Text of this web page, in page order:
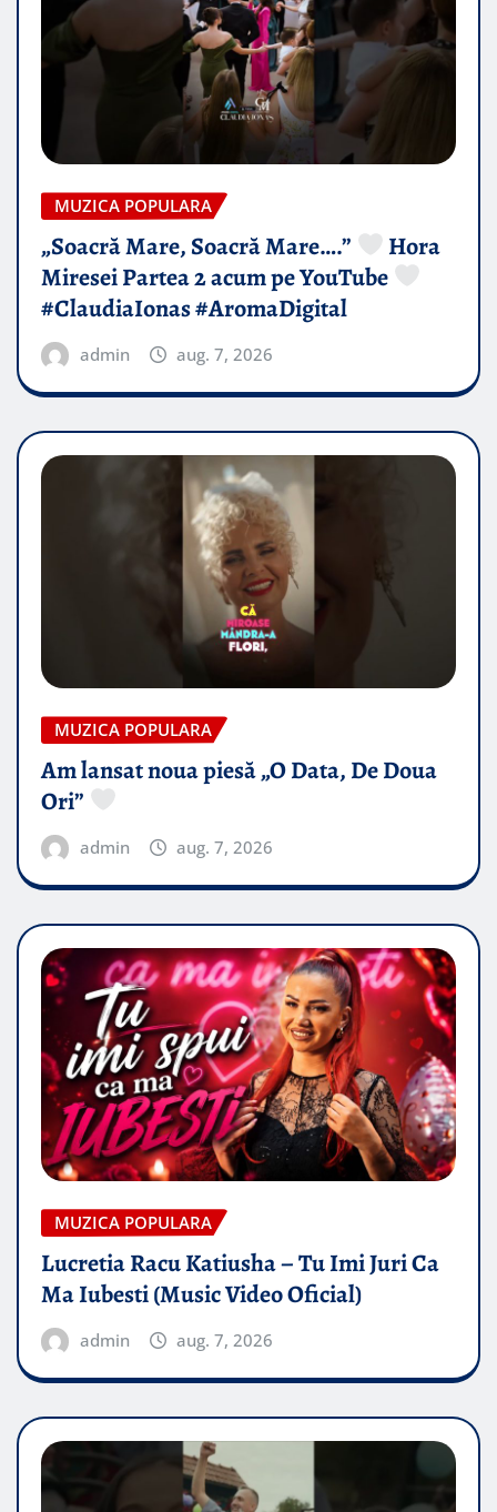
MUZICA POPULARA
„Soacră Mare, Soacră Mare….”
Hora
Miresei Partea 2 acum pe YouTube
#ClaudiaIonas #AromaDigital
admin aug. 7, 2026
MUZICA POPULARA
Am lansat noua piesă „O Data, De Doua
Ori”
admin aug. 7, 2026
MUZICA POPULARA
Lucretia Racu Katiusha – Tu Imi Juri Ca
Ma Iubesti (Music Video Oficial)
admin aug. 7, 2026